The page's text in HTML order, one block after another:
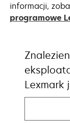
informacji,
programowe
Lexmark